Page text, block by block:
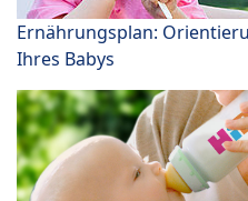
Ernährungsplan:
Ihres Babys